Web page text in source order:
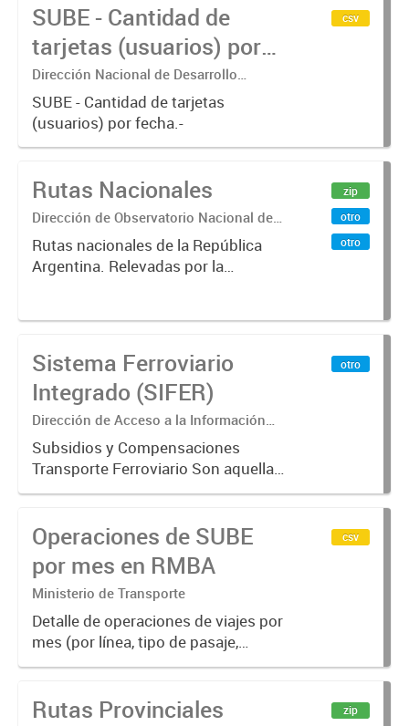
SUBE - Cantidad de
tarjetas (usuarios) por
fecha
Dirección Nacional de Desarrollo
Tecnológico - Ministerio de Transporte.
SUBE - Cantidad de tarjetas
(usuarios) por fecha.-
csv
Rutas Nacionales
Dirección de Observatorio Nacional de
Transporte
Rutas nacionales de la República
Argentina. Relevadas por la
zip
otro
otro
Sistema Ferroviario
Integrado (SIFER)
Dirección de Acceso a la Información
Pública y Transparencia
Subsidios y Compensaciones
Transporte Ferroviario Son aquellas
transferencias realizadas por la
consumidores, para permitir que
determinados servicios sean
provistos...
otro
Operaciones de SUBE
por mes en RMBA
Ministerio de Transporte
Detalle de operaciones de viajes por
mes (por línea, tipo de pasaje,
empresa y modo), 2016/2019
csv
Rutas Provinciales zip